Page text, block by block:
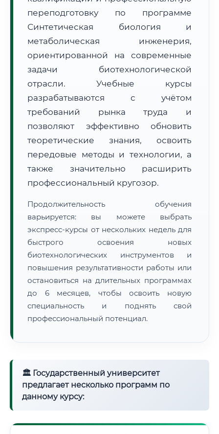
Расчет логистики оригиналов:
• Экспресс-доставка СДЭК / Почтой:3–5 рабочих дней
📜 Документы и аккредитация
🔍Нажмите на документ для увеличения и просмотра
переподготовку по программе
Синтетическая биология и
метаболическая инженерия,
ориентированной на современные
задачи биотехнологической
отрасли. Учебные курсы
разрабатываются с учётом
требований рынка труда и
позволяют эффективно обновить
теоретические знания, освоить
передовые методы и технологии, а
также значительно расширить
профессиональный кругозор.
Продолжительность обучения
варьируется: вы можете выбрать
экспресс-курсы от нескольких недель для
быстрого освоения новых
биотехнологических инструментов и
повышения результативности работы или
остановиться на длительных программах
до 6 месяцев, чтобы освоить новую
специальность и поднять свой
профессиональный потенциал.
🏛 Государственный университет
предлагает несколько программ по
данному курсу: